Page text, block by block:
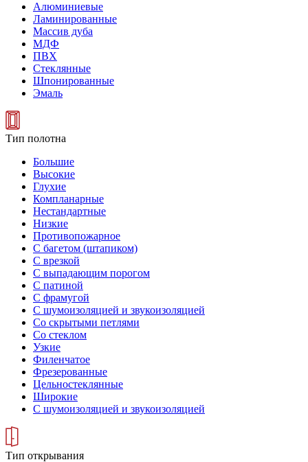
Алюминиевые
Ламинированные
Массив дуба
МДФ
ПВХ
Стеклянные
Шпонированные
Эмаль
Тип полотна
Большие
Высокие
Глухие
Компланарные
Нестандартные
Низкие
Противопожарное
С багетом (штапиком)
С врезкой
С выпадающим порогом
С патиной
С фрамугой
С шумоизоляцией и звукоизоляцией
Со скрытыми петлями
Со стеклом
Узкие
Филенчатое
Фрезерованные
Цельностеклянные
Широкие
С шумоизоляцией и звукоизоляцией
Тип открывания